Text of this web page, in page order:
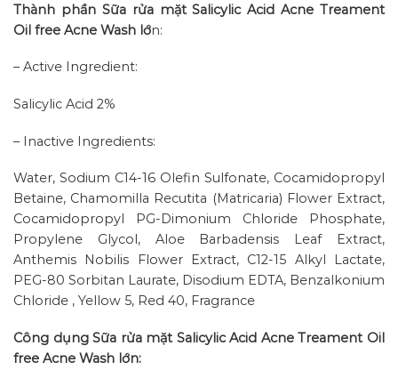
Thành phần Sữa rửa mặt Salicylic Acid Acne Treament
Oil free Acne Wash lớn:
– Active Ingredient:
Salicylic Acid 2%
– Inactive Ingredients:
Water, Sodium C14-16 Olefin Sulfonate, Cocamidopropyl
Betaine, Chamomilla Recutita (Matricaria) Flower Extract,
Cocamidopropyl PG-Dimonium Chloride Phosphate,
Propylene Glycol, Aloe Barbadensis Leaf Extract,
Anthemis Nobilis Flower Extract, C12-15 Alkyl Lactate,
PEG-80 Sorbitan Laurate, Disodium EDTA, Benzalkonium
Chloride , Yellow 5, Red 40, Fragrance
Công dụng Sữa rửa mặt Salicylic Acid Acne Treament Oil
free Acne Wash lớn: